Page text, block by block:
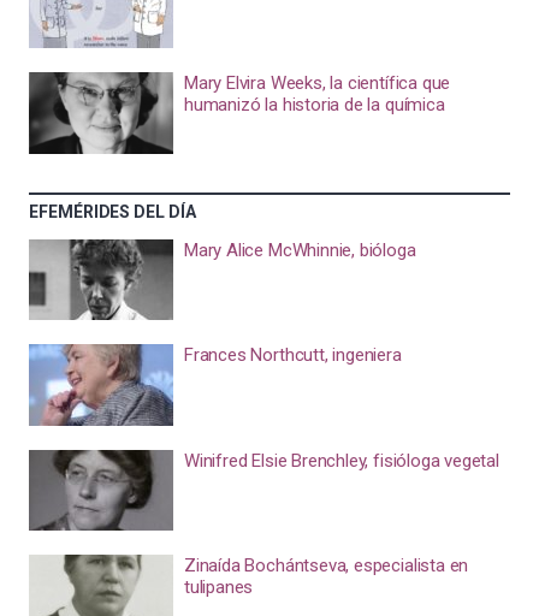
Mary Elvira Weeks, la científica que
humanizó la historia de la química
EFEMÉRIDES DEL DÍA
Mary Alice McWhinnie, bióloga
Frances Northcutt, ingeniera
Winifred Elsie Brenchley, fisióloga vegetal
Zinaída Bochántseva, especialista en
tulipanes